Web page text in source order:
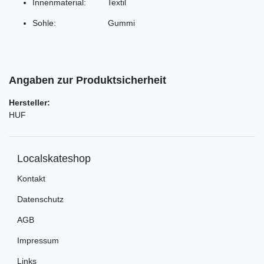
Innenmaterial: Textil
Sohle: Gummi
Angaben zur Produktsicherheit
Hersteller:
HUF
Localskateshop
Kontakt
Datenschutz
AGB
Impressum
Links